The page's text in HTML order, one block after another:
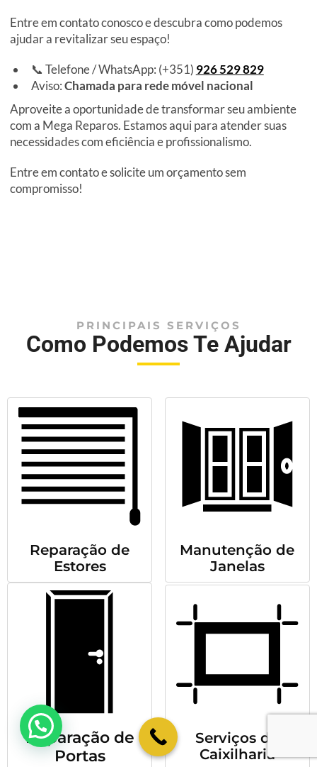
Entre em contato conosco e descubra como podemos
ajudar a revitalizar seu espaço!
📞 Telefone / WhatsApp: (+351) 926 529 829
Aviso:Chamada para rede móvel nacional
Aproveite a oportunidade de transformar seu ambiente
com a Mega Reparos. Estamos aqui para atender suas
necessidades com eficiência e profissionalismo.
Entre em contato e solicite um orçamento sem
compromisso!
PRINCIPAIS SERVIÇOS
Como Podemos Te Ajudar
Reparação de
Estores
Manutenção de
Janelas
Reparação de
Portas
Serviços de
Caixilharia
💬 Como podemos ajudar?